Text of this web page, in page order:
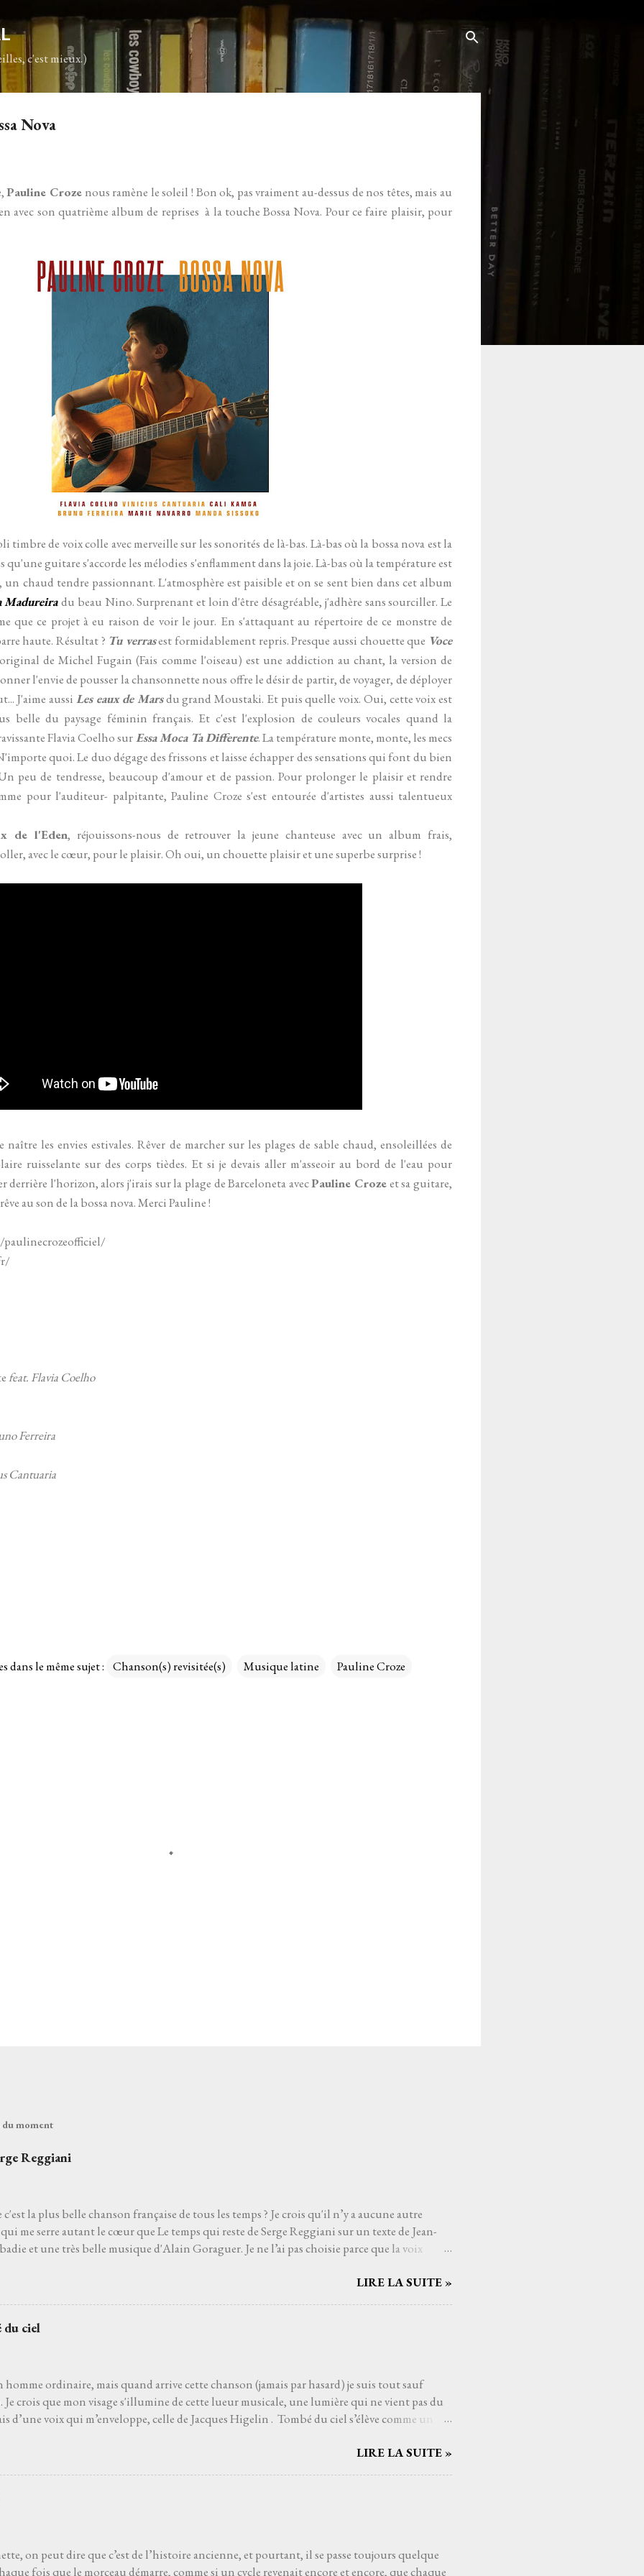
Accéder au contenu principal
c'est mieux.)
Nova
Pauline Croze nous ramène le soleil ! Bon ok, pas vraiment au-dessus de nos têtes, mais au
avec son quatrième album de reprises à la touche Bossa Nova. Pour ce faire plaisir, pour
timbre de voix colle avec merveille sur les sonorités de là-bas. Là-bas où la bossa nova est la
qu'une guitare s'accorde les mélodies s'enflamment dans la joie. Là-bas où la température est
chaud tendre passionnant. L'atmosphère est paisible et on se sent bien dans cet album
Madureira du beau Nino. Surprenant et loin d'être désagréable, j'adhère sans sourciller. Le
que ce projet à eu raison de voir le jour. En s'attaquant au répertoire de ce monstre de
haute. Résultat ? Tu verrasest formidablement repris. Presque aussi chouette que Voce
de Michel Fugain (Fais comme l'oiseau) est une addiction au chant, la version de
l'envie de pousser la chansonnette nous offre le désir de partir, de voyager, de déployer
J'aime aussi Les eaux de Marsdu grand Moustaki. Et puis quelle voix. Oui, cette voix est
belle du paysage féminin français. Et c'est l'explosion de couleurs vocales quand la
Flavia Coelho surEssa Moca Ta Differente. La température monte, monte, les mecs
quoi. Le duo dégage des frissons et laisse échapper des sensations qui font du bien
peu de tendresse, beaucoup d'amour et de passion. Pour prolonger le plaisir et rendre
pour l'auditeur- palpitante, Pauline Croze s'est entourée d'artistes aussi talentueux
de l'Eden, réjouissons-nous de retrouver la jeune chanteuse avec un album frais,
avec le cœur, pour le plaisir. Oh oui, un chouette plaisir et une superbe surprise !
les envies estivales. Rêver de marcher sur les plages de sable chaud, ensoleillées de
ruisselante sur des corps tièdes. Et si je devais aller m'asseoir au bord de l'eau pour
derrière l'horizon, alors j'irais sur la plage de Barceloneta avecPauline Crozeet sa guitare,
au son de la bossa nova. Merci Pauline !
feat. Flavia Coelho
Ferreira
Cantuaria
dans le même sujet : Chanson(s) revisitée(s) Musique latine Pauline Croze
du moment
Reggiani
c'est la plus belle chanson française de tous les temps ? Je crois qu'il n’y a aucune autre
me serre autant le cœur que Le temps qui reste de Serge Reggiani sur un texte de Jean-
et une très belle musique d'Alain Goraguer. Je ne l’ai pas choisie parce que la voix
découvrir la vie. Je ne l’ai pas non plus choisie parce que choisir Serge Reggiani, c’est
venait à dire que ce n’est pas le cas, je le prendrais personnellement. C'est une de ces
LIRE LA SUITE »
du ciel
homme ordinaire, mais quand arrive cette chanson (jamais par hasard) je suis tout sauf
Je crois que mon visage s'illumine de cette lueur musicale, une lumière qui ne vient pas du
d’une voix qui m’enveloppe, celle de Jacques Higelin . Tombé du ciel s’élève comme un
s’évapore comme une brume matinale. Parfois je ferme les yeux, laissant la mélodie se mêler à
j'aurais toujours connu sans jamais l’avoir appris. La gravité s’éloigne, comme si Higelin me
LIRE LA SUITE »
on peut dire que c’est de l’histoire ancienne, et pourtant, il se passe toujours quelque
fois que le morceau démarre, comme si un cycle revenait encore et encore, que chaque